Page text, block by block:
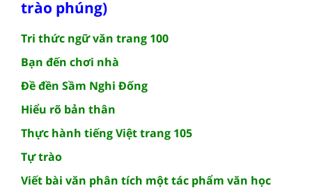
trào phúng)
Tri thức ngữ văn trang 100
Bạn đến chơi nhà
Đề đền Sầm Nghi Đống
Hiểu rõ bản thân
Thực hành tiếng Việt trang 105
Tự trào
Viết bài văn phân tích một tác phẩm văn học